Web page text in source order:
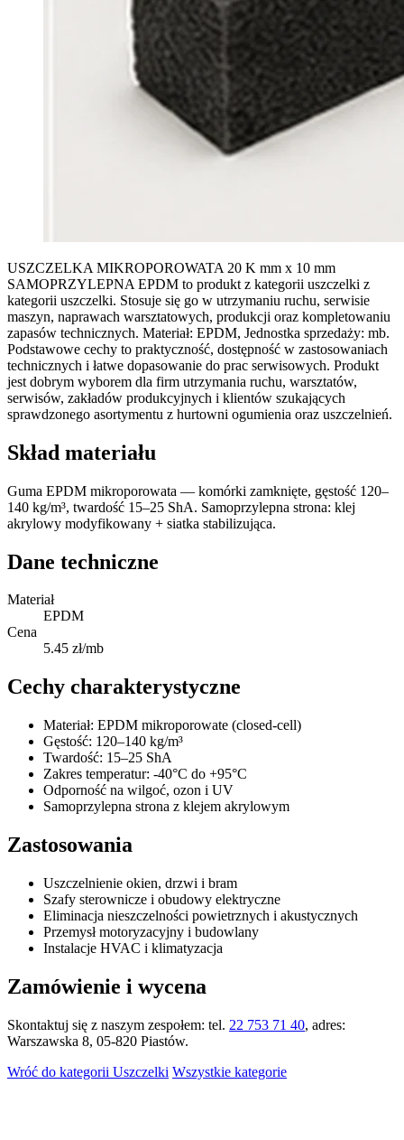
USZCZELKA MIKROPOROWATA 20 K mm x 10 mm
SAMOPRZYLEPNA EPDM to produkt z kategorii uszczelki z
kategorii uszczelki. Stosuje się go w utrzymaniu ruchu, serwisie
maszyn, naprawach warsztatowych, produkcji oraz kompletowaniu
zapasów technicznych. Materiał: EPDM, Jednostka sprzedaży: mb.
Podstawowe cechy to praktyczność, dostępność w zastosowaniach
technicznych i łatwe dopasowanie do prac serwisowych. Produkt
jest dobrym wyborem dla firm utrzymania ruchu, warsztatów,
serwisów, zakładów produkcyjnych i klientów szukających
sprawdzonego asortymentu z hurtowni ogumienia oraz uszczelnień.
Skład materiału
Guma EPDM mikroporowata — komórki zamknięte, gęstość 120–
140 kg/m³, twardość 15–25 ShA. Samoprzylepna strona: klej
akrylowy modyfikowany + siatka stabilizująca.
Dane techniczne
Materiał
EPDM
Cena
5.45 zł/mb
Cechy charakterystyczne
Materiał: EPDM mikroporowate (closed-cell)
Gęstość: 120–140 kg/m³
Twardość: 15–25 ShA
Zakres temperatur: -40°C do +95°C
Odporność na wilgoć, ozon i UV
Samoprzylepna strona z klejem akrylowym
Zastosowania
Uszczelnienie okien, drzwi i bram
Szafy sterownicze i obudowy elektryczne
Eliminacja nieszczelności powietrznych i akustycznych
Przemysł motoryzacyjny i budowlany
Instalacje HVAC i klimatyzacja
Zamówienie i wycena
Skontaktuj się z naszym zespołem: tel. 22 753 71 40, adres:
Warszawska 8, 05-820 Piastów.
Wróć do kategorii Uszczelki Wszystkie kategorie